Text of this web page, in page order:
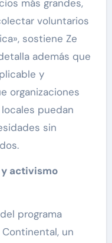
más grandes,
voluntarios
sostiene Ze
además que
y
organizaciones
puedan
sin
activismo
programa
un